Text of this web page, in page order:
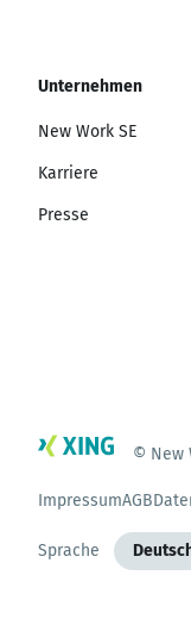
Unternehmen
New Work SE
Karriere
Presse
© New
ImpressumAGB
Sprache